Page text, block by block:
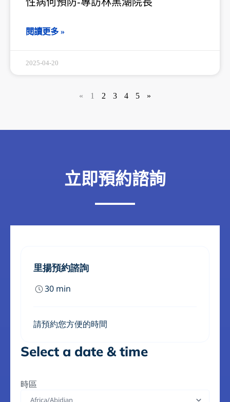
閱讀更多 »
2025-04-20
« 1 2 3 4 5 »
立即預約諮詢